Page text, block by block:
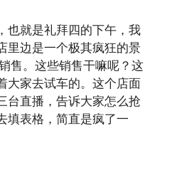
也就是礼拜四的下午，我
里边是一个极其疯狂的景
售。这些销售干嘛呢？这
大家去试车的。这个店面
台直播，告诉大家怎么抢
填表格，简直是疯了一